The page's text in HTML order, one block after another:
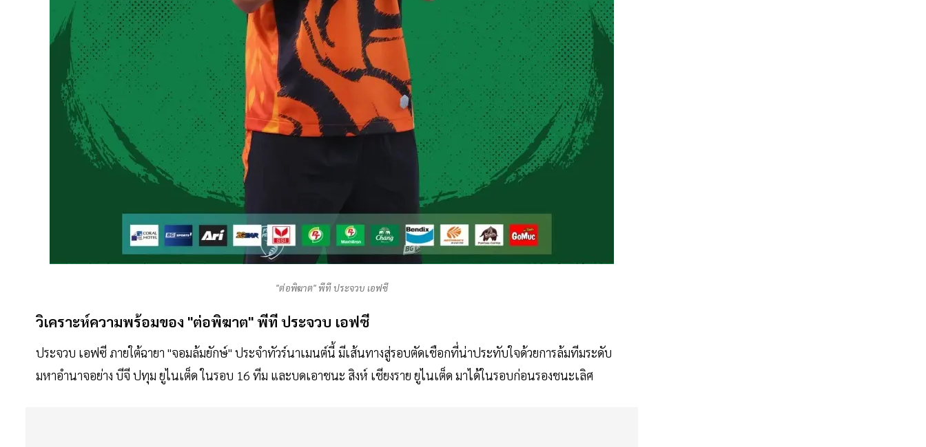
"ต่อพิฆาต" พีที ประจวบ เอฟซี
วิเคราะห์ความพร้อมของ "ต่อพิฆาต" พีที ประจวบ เอฟซี
ประจวบ เอฟซี ภายใต้ฉายา "จอมล้มยักษ์" ประจำทัวร์นาเมนต์นี้ มีเส้นทางสู่รอบตัดเชือกที่น่าประทับใจด้วยการล้มทีมระดับ
มหาอำนาจอย่าง บีจี ปทุม ยูไนเต็ด ในรอบ 16 ทีม และบดเอาชนะ สิงห์ เชียงราย ยูไนเต็ด มาได้ในรอบก่อนรองชนะเลิศ